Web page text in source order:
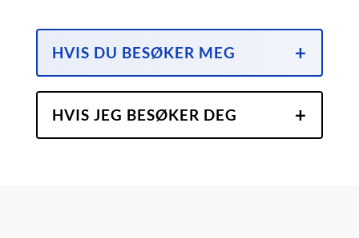
HVIS DU BESØKER MEG
HVIS JEG BESØKER DEG